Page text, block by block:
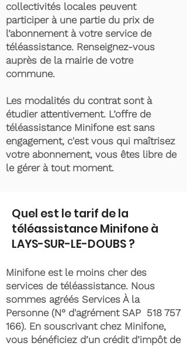
collectivités locales peuvent
participer à une partie du prix de
l’abonnement à votre service de
téléassistance. Renseignez-vous
auprès de la mairie de votre
commune.
Les modalités du contrat sont à
étudier attentivement. L’offre de
téléassistance Minifone est sans
engagement, c'est vous qui maîtrisez
votre abonnement, vous êtes libre de
le gérer à tout moment.
Quel est le tarif de la
téléassistance Minifone à
LAYS-SUR-LE-DOUBS ?
Minifone est le moins cher des
services de téléassistance. Nous
sommes agréés Services À la
Personne (N° d'agrément SAP 518 757
166). En souscrivant chez Minifone,
vous bénéficiez d’un crédit d’impôt de